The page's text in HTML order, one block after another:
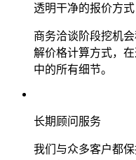
透明干净的报价方式
商务洽谈阶段挖机
解价格计算方式，
中的所有细节。
长期顾问服务
我们与众多客户都